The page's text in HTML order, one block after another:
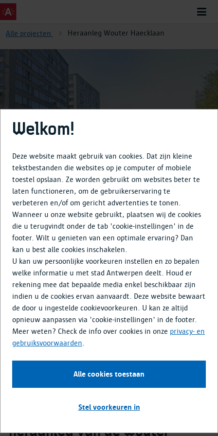
Alle projecten Heraanleg Wouter Haecklaan
Heraanleg Wouter Haecklaan
Over
Tijdlijn
Doe mee
Media & Nieuws
Terug naar overzicht
heraanleg van de Wouter
Bereken de slimste route naarBasisschool
Het Pieterke Pieter Van Isackerlaan 1a
21 september 2026
Welkom!
Deze website maakt gebruik van cookies. Dat zijn kleine
tekstbestanden die websites op je computer of mobiele
toestel opslaan. Ze worden gebruikt om websites beter te
laten functioneren, om de gebruikerservaring te
verbeteren en/of om gericht advertenties te tonen.
Wanneer u onze website gebruikt, plaatsen wij de cookies
die u terugvindt onder de tab 'cookie-instellingen' in de
footer. Wilt u genieten van een optimale ervaring? Dan
kan u best alle cookies inschakelen.
U kan uw persoonlijke voorkeuren instellen en zo bepalen
welke informatie u met stad Antwerpen deelt. Houd er
rekening mee dat bepaalde media enkel beschikbaar zijn
indien u de cookies ervan aanvaardt. Deze website bewaart
de door u ingestelde cookievoorkeuren. U kan ze altijd
opnieuw aanpassen via 'cookie-instellingen' in de footer.
Meer weten? Check de info over cookies in onze privacy- en
gebruiksvoorwaarden.
Alle cookies toestaan
Stel voorkeuren in